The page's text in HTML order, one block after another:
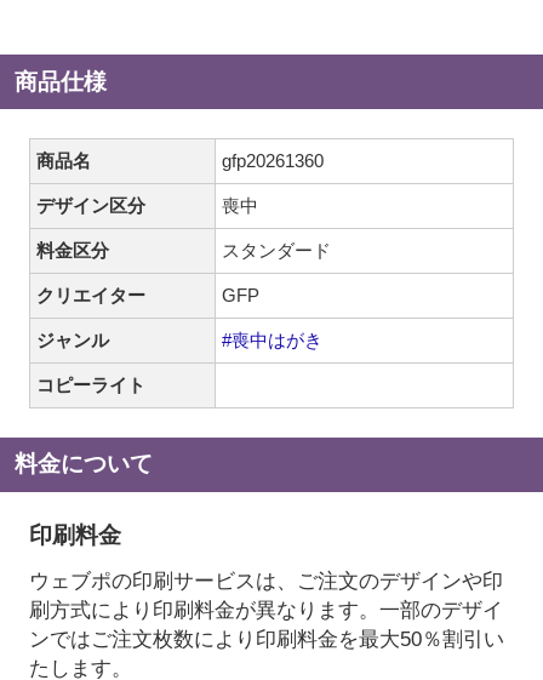
商品仕様
商品名 gfp20261360
デザイン区分 喪中
料金区分 スタンダード
クリエイター GFP
ジャンル #喪中はがき
コピーライト
料金について
印刷料金
ウェブポの印刷サービスは、ご注文のデザインや印
刷方式により印刷料金が異なります。一部のデザイ
ンではご注文枚数により印刷料金を最大50％割引い
たします。